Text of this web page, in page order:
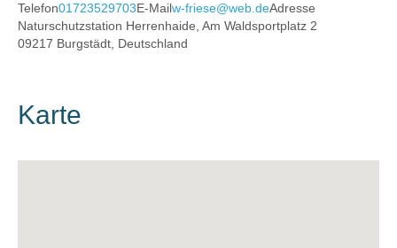
Telefon01723529703E-Mailw-friese@web.deAdresse
Naturschutzstation Herrenhaide, Am Waldsportplatz 2
09217 Burgstädt, Deutschland
Karte